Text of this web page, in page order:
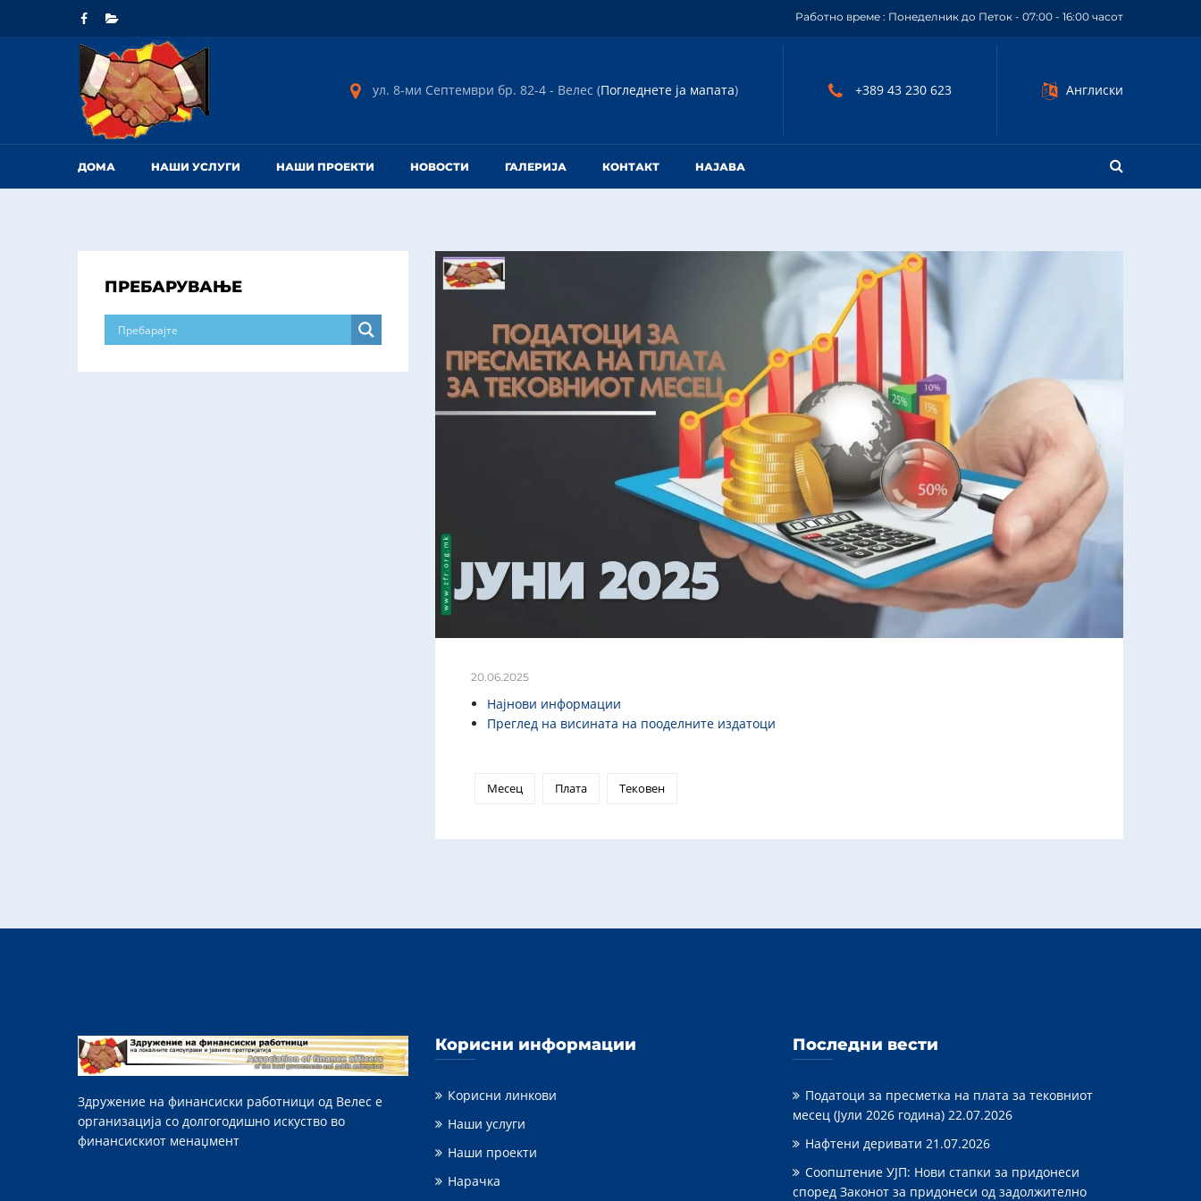
Работно време : Понеделник до Петок - 07:00 - 16:00 часот
ул. 8-ми Септември бр. 82-4 - Велес (Погледнете ја мапата) +389 43 230 623 Англиски
ДОМА НАШИ УСЛУГИ НАШИ ПРОЕКТИ НОВОСТИ ГАЛЕРИЈА КОНТАКТ НАЈАВА
20.06.2025
Најнови информации
Преглед на висината на пооделните издатоци
Месец Плата Тековен
ПРЕБАРУВАЊЕ
Здружение на финансиски работници од Велес е
организација со долгогодишно искуство во
финансискиот менаџмент
Корисни информации
Корисни линкови
Наши услуги
Наши проекти
Нарачка
Последни вести
Податоци за пресметка на плата за тековниот
месец (Јули 2026 година) 22.07.2026
Нафтени деривати 21.07.2026
Соопштение УЈП: Нови стапки за придонеси
според Законот за придонеси од задолжително